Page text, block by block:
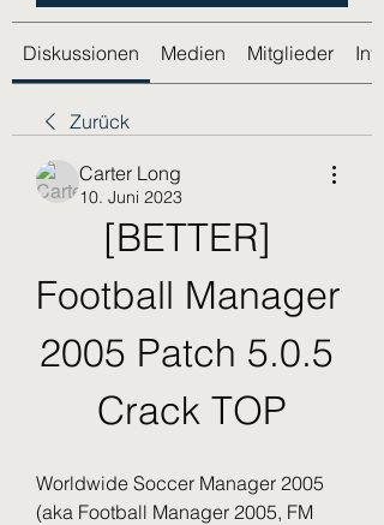
Diskussionen Medien Mitglieder Info
Zurück
Carter Long
10. Juni 2023
[BETTER]
Football Manager
2005 Patch 5.0.5
Crack TOP
Worldwide Soccer Manager 2005
(aka Football Manager 2005, FM